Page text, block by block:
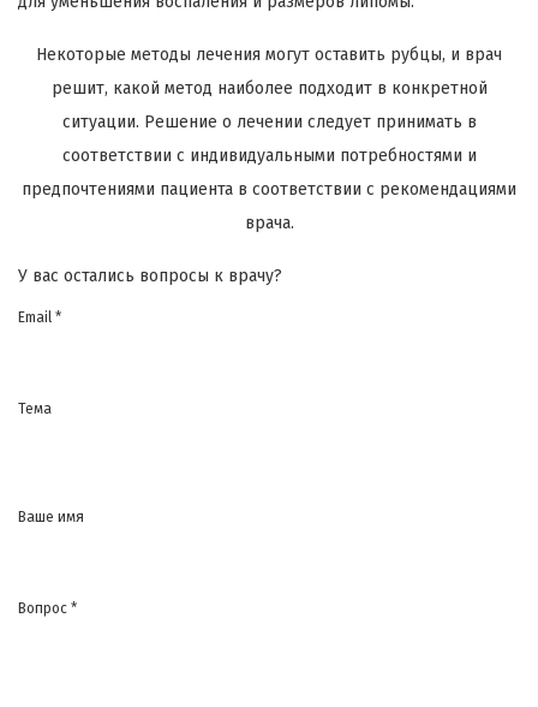
Некоторые методы лечения могут оставить рубцы, и врач
решит, какой метод наиболее подходит в конкретной
ситуации. Решение о лечении следует принимать в
соответствии с индивидуальными потребностями и
предпочтениями пациента в соответствии с рекомендациями
врача.
У вас остались вопросы к врачу?
Email *
Тема
Ваше имя
Вопрос *